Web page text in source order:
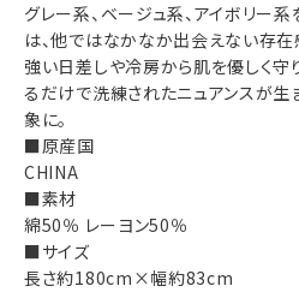
グレー系、ベージュ系、アイボリー
は、他ではなかなか出会えない存在
強い日差しや冷房から肌を優しく守
るだけで洗練されたニュアンスが生
象に。
■原産国
CHINA
■素材
綿50％ レーヨン50％
■サイズ
長さ約180cm×幅約83cm